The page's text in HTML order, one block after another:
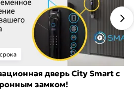
дверь City Smart с
замком!